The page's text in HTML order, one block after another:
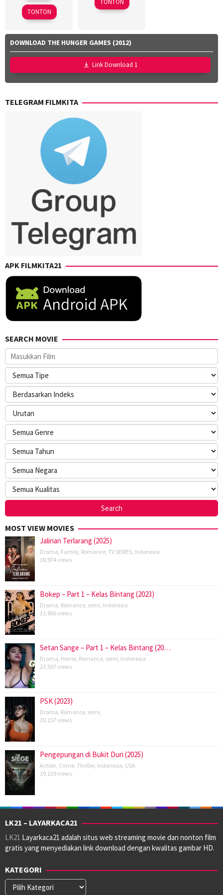
2026
Kensuke
Sonomura
TONTON
TONTON
DOWNLOAD THE HUNGER GAMES (2012)
Link Download 1
TELEGRAM FILMKITA
APK FILMKITA21
SEARCH MOVIE
MOST VIEW MOVIES
Jalinan Terlarang (2025)
Drama Family Romance TV SERIES Indonesia
38,974 views
Bokep – Part 1 – Kelas Bintang (2023)
Drama Romance semi Indonesia
31,866 views
Setan Sange – Part 1 – Kelas Bintang (20…
Drama Horror, Romance semi Indonesia
23,567 views
PSK (2023)
Drama Romance semi
20,157 views
Pengepungan di Bukit Duri (2025)
Action Crime Thriller, Indonesia USA
19,129 views
LK21 – LAYARKACA21
LK21 Layarkaca21 adalah situs web streaming movie dan nonton film
gratis yang menyediakan link download dengan kwalitas gambar HD.
KATEGORI
Kategori